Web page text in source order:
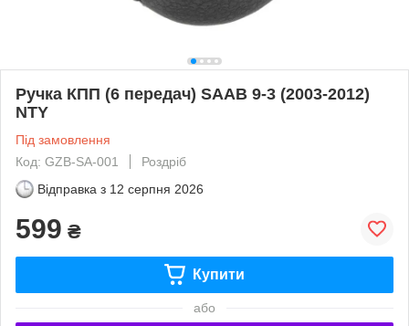
Ручка КПП (6 передач) SAAB 9-3 (2003-2012)
NTY
Під замовлення
Код: GZB-SA-001
Роздріб
Відправка з 12 серпня 2026
599 ₴
Купити
або